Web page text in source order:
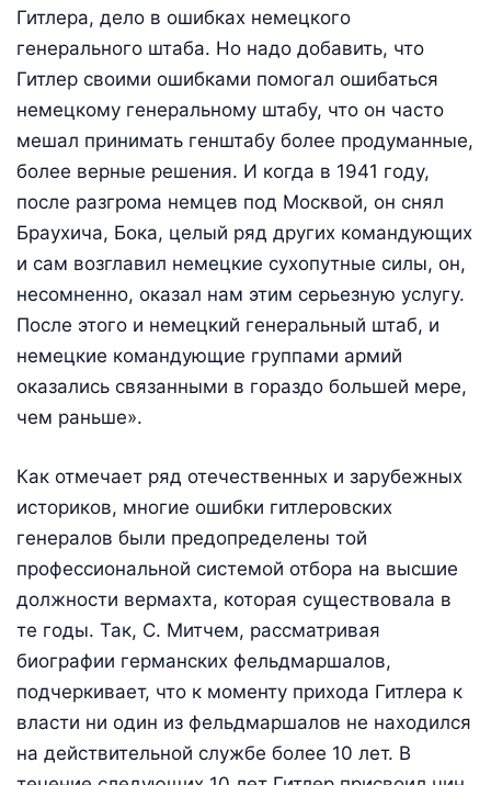
Гитлера, дело в ошибках немецкого
генерального штаба. Но надо добавить, что
Гитлер своими ошибками помогал ошибаться
немецкому генеральному штабу, что он часто
мешал принимать генштабу более продуманные,
более верные решения. И когда в 1941 году,
после разгрома немцев под Москвой, он снял
Браухича, Бока, целый ряд других командующих
и сам возглавил немецкие сухопутные силы, он,
несомненно, оказал нам этим серьезную услугу.
После этого и немецкий генеральный штаб, и
немецкие командующие группами армий
оказались связанными в гораздо большей мере,
чем раньше».
Как отмечает ряд отечественных и зарубежных
историков, многие ошибки гитлеровских
генералов были предопределены той
профессиональной системой отбора на высшие
должности вермахта, которая существовала в
те годы. Так, С. Митчем, рассматривая
биографии германских фельдмаршалов,
подчеркивает, что к моменту прихода Гитлера к
власти ни один из фельдмаршалов не находился
на действительной службе более 10 лет. В